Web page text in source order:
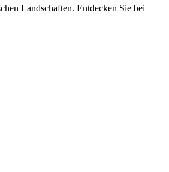
Landschaften. Entdecken Sie bei